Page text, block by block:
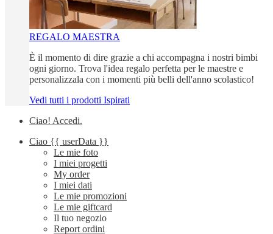
REGALO MAESTRA
È il momento di dire grazie a chi accompagna i nostri bimbi
ogni giorno. Trova l'idea regalo perfetta per le maestre e
personalizzala con i momenti più belli dell'anno scolastico!
Vedi tutti i prodotti Ispirati
Ciao! Accedi.
Ciao {{ userData }}
Le mie foto
I miei progetti
My order
I miei dati
Le mie promozioni
Le mie giftcard
Il tuo negozio
Report ordini